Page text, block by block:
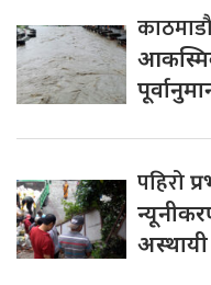
पहिरो